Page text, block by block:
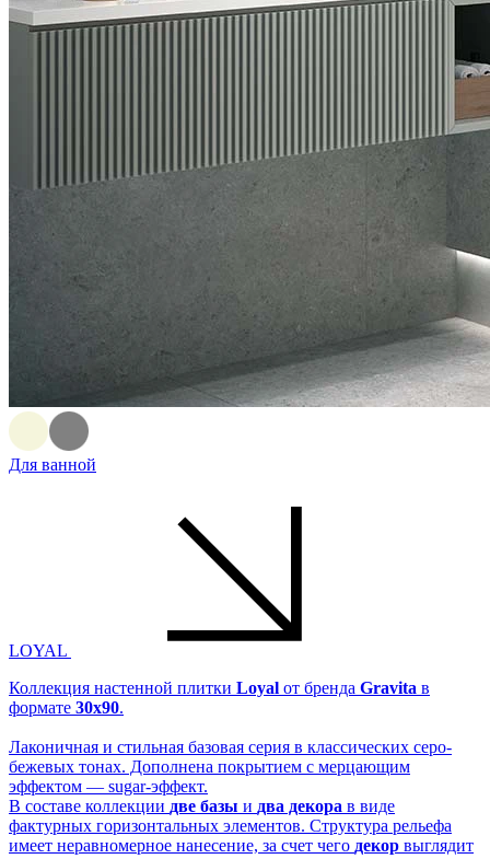
Для ванной
LOYAL
Коллекция настенной плитки Loyal от бренда Gravita в
формате 30x90.
Лаконичная и стильная базовая серия в классических серо-
бежевых тонах. Дополнена покрытием с мерцающим
эффектом — sugar-эффект.
В составе коллекции две базы и два декора в виде
фактурных горизонтальных элементов. Структура рельефа
имеет неравномерное нанесение, за счет чего декор выглядит